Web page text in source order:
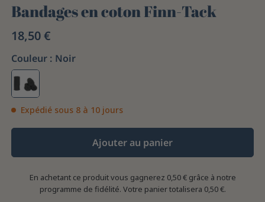
Bandages en coton Finn-Tack
18,50 €
Couleur : Noir
Expédié sous 8 à 10 jours
Ajouter au panier
En achetant ce produit vous gagnerez 0,50 €grâce à notre
programme de fidélité. Votre panier totalisera 0,50 €.